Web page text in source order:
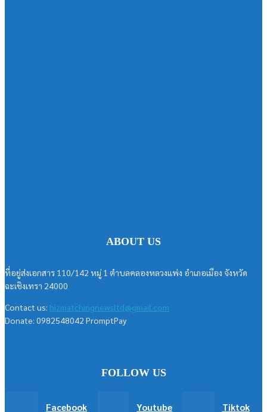
ABOUT US
ที่อยู่ส่งเอกสาร 110/142 หมู่ 1 ตำบลคลองหลวงแพ่ง อำเภอเมือง จังหวัด
ฉะเชิงเทรา 24000
Contact us: bizmatchingnewsltd@gmail.com
Donate: 0982548042 PromptPay
FOLLOW US
Facebook Youtube Tiktok